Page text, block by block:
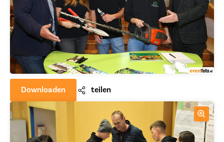
Downloaden teilen